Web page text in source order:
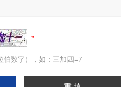
伯数字），如：三加四=7